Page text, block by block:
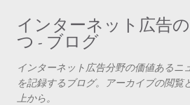
スキップしてメイン コン
インターネット広告
つ - ブログ
インターネット広告分野の価値あるニ
を記録するブログ。アーカイブの閲覧
上から。